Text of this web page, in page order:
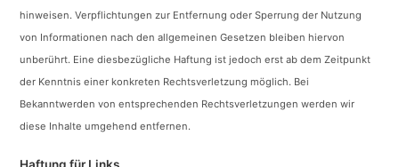
hinweisen. Verpflichtungen zur Entfernung oder Sperrung der Nutzung
von Informationen nach den allgemeinen Gesetzen bleiben hiervon
unberührt. Eine diesbezügliche Haftung ist jedoch erst ab dem Zeitpunkt
der Kenntnis einer konkreten Rechtsverletzung möglich. Bei
Bekanntwerden von entsprechenden Rechtsverletzungen werden wir
diese Inhalte umgehend entfernen.
Haftung für Links